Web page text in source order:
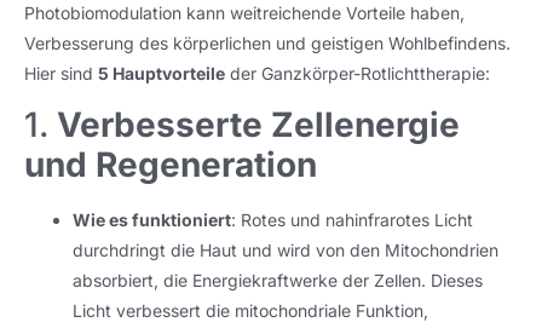
Photobiomodulation kann weitreichende Vorteile haben,
Verbesserung des körperlichen und geistigen Wohlbefindens.
Hier sind 5 Hauptvorteile der Ganzkörper-Rotlichttherapie:
1. Verbesserte Zellenergie
und Regeneration
Wie es funktioniert: Rotes und nahinfrarotes Licht
durchdringt die Haut und wird von den Mitochondrien
absorbiert, die Energiekraftwerke der Zellen. Dieses
Licht verbessert die mitochondriale Funktion,